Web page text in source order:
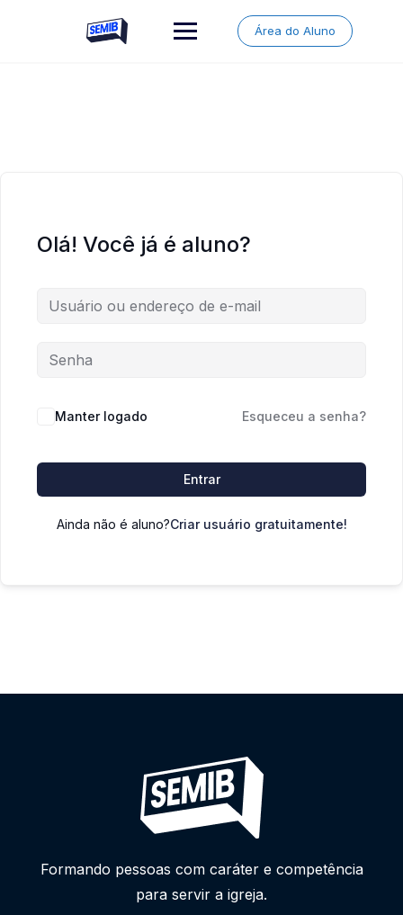
Área do Aluno
Olá! Você já é aluno?
Manter logado Esqueceu a senha?
Entrar
Ainda não é aluno?Criar usuário gratuitamente!
Formando pessoas com caráter e competência
para servir a igreja.